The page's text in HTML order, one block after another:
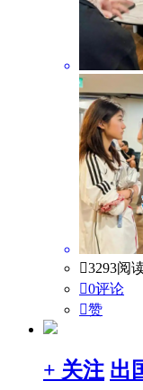
3293阅
0评论
赞
+ 关注 出